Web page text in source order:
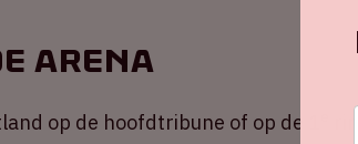
ArenA
op de hoofdtribune of op de 1